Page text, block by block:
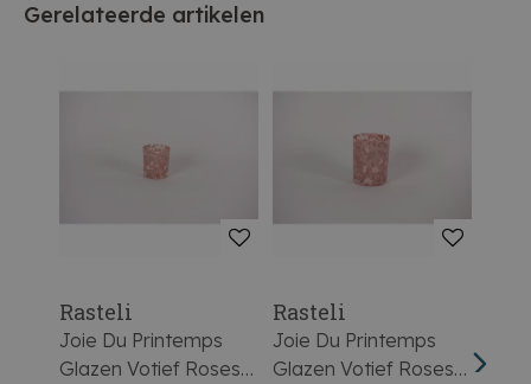
Gerelateerde artikelen
Rasteli
Joie Du Printemps
Glazen Votief Roses
Rasteli
Joie Du Printemps
Glazen Votief Roses